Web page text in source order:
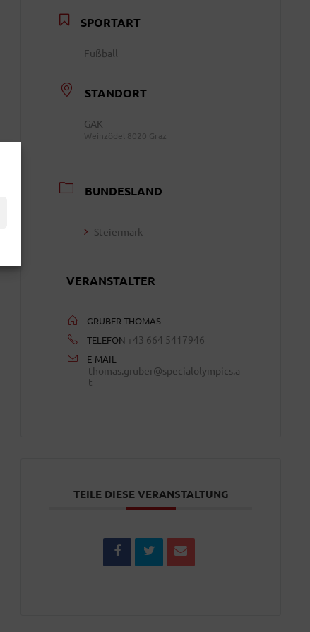
SPORTART
Fußball
STANDORT
GAK
Weinzödel 8020 Graz
BUNDESLAND
Steiermark
VERANSTALTER
GRUBER THOMAS
TELEFON +43 664 5417946
E-MAIL
thomas.gruber@specialolympics.a
t
TEILE DIESE VERANSTALTUNG